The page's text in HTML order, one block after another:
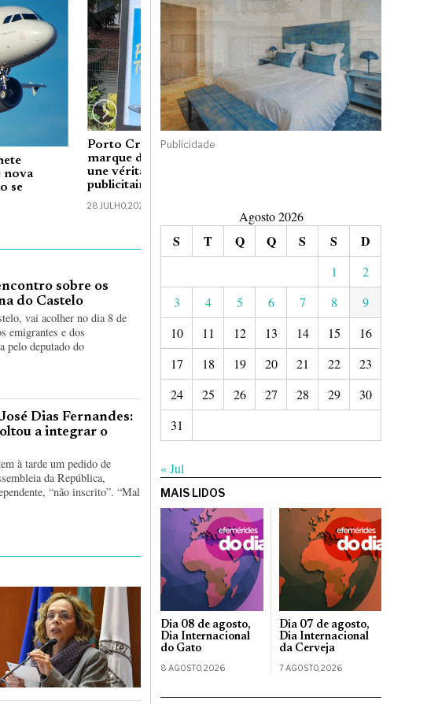
nova
se
Porto Cruz : pourquoi cette
marque de Porto est-elle devenue
une véritable institution
publicitaire en France ?
28 JULHO, 2026
sobre os
do Castelo
vai acolher no dia 8 de
emigrantes e dos
pelo deputado do
Dias Fernandes:
a integrar o
à tarde um pedido de
da República,
“não inscrito”. “Mal
Publicidade
Agosto 2026
S T Q Q S S D
1
2
3
4 5 6 7 8
9
10
11 12 13 14 15
16
17
18 19 20 21 22
23
24
25 26 27 28 29
30
31
« Jul
MAIS LIDOS
Dia 08 de agosto,
Dia Internacional
do Gato
8 AGOSTO, 2026
Dia 07 de agosto,
Dia Internacional
da Cerveja
7 AGOSTO, 2026